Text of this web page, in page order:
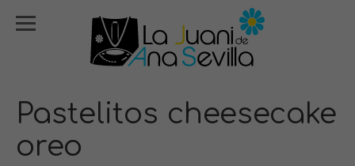
Pastelitos cheesecake
oreo